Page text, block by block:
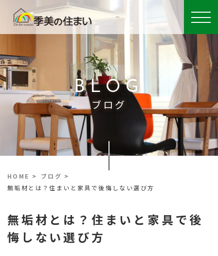
BLOG
ブログ
HOME > ブログ >
無垢材とは？住まいと家具で後悔しない選び方
無垢材とは？住まいと家具で後
悔しない選び方